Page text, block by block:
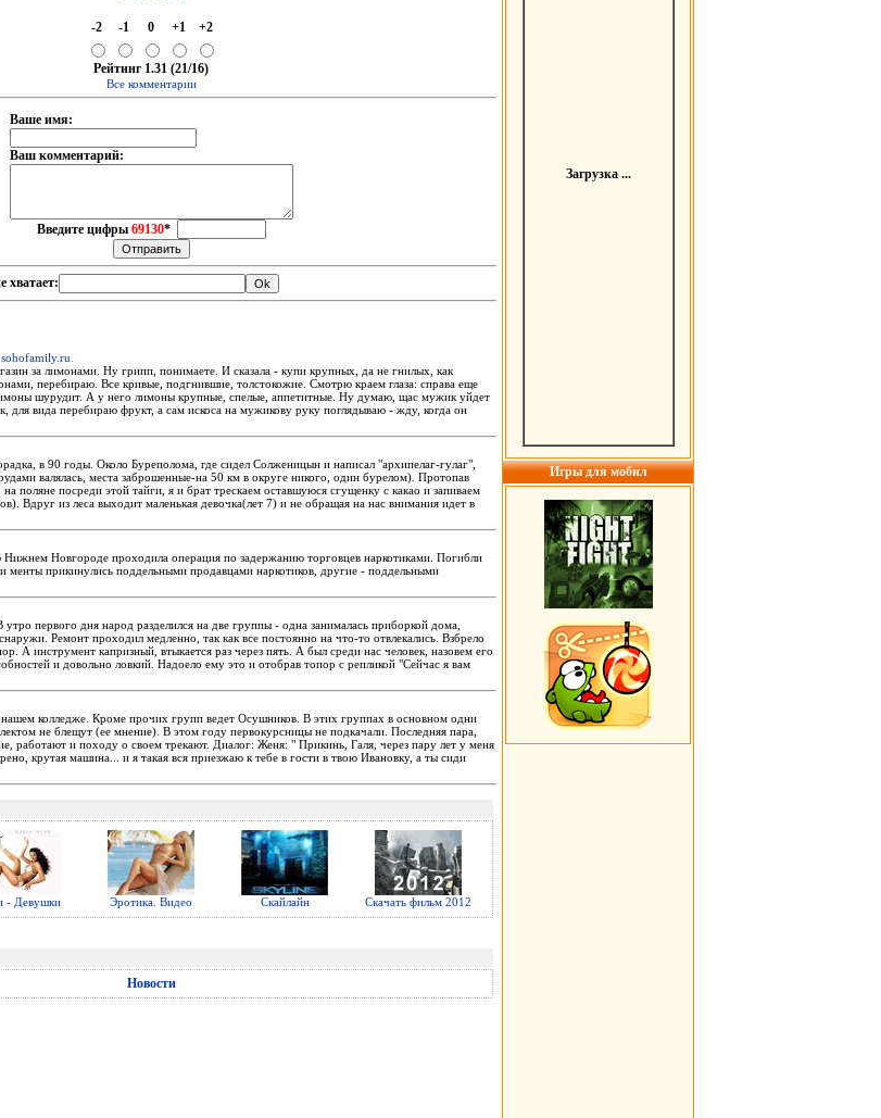
-2 -1 0 +1 +2
Рейтинг 1.31 (21/16)
Все комментарии
Ваше имя:
Ваш комментарий:
Введите цифры 69130*
хватает:
sohofamily.ru
за лимонами. Ну грипп, понимаете. И сказала - купи крупных, да не гнилых, как
перебираю. Все кривые, подгнившие, толстокожие. Смотрю краем глаза: справа еще
шурудит. А у него лимоны крупные, спелые, аппетитные. Ну думаю, щас мужик уйдет
для вида перебираю фрукт, а сам искоса на мужикову руку поглядываю - жду, когда он
в 90 годы. Около Буреполома, где сидел Солженицын и написал "архипелаг-гулаг",
валялась, места заброшенные-на 50 км в округе никого, один бурелом). Протопав
поляне посреди этой тайги, я и брат трескаем оставшуюся сгущенку с какао и запиваем
Вдруг из леса выходит маленькая девочка(лет 7) и не обращая на нас внимания идет в
Новгороде проходила операция по задержанию торговцев наркотиками. Погибли
менты прикинулись поддельными продавцами наркотиков, другие - поддельными
первого дня народ разделился на две группы - одна занималась приборкой дома,
Ремонт проходил медленно, так как все постоянно на что-то отвлекались. Взбрело
А инструмент капризный, втыкается раз через пять. А был среди нас человек, назовем его
и довольно ловкий. Надоело ему это и отобрав топор с репликой "Сейчас я вам
нашем колледже. Кроме прочих групп ведет Осушников. В этих группах в основном одни
не блещут (ее мнение). В этом году первокурсницы не подкачали. Последняя пара,
работают и походу о своем трекают. Диалог: Женя: " Прикинь, Галя, через пару лет у меня
крутая машина... и я такая вся приезжаю к тебе в гости в твою Ивановку, а ты сиди
- Девушки Эротика. Видео Скайлайн Скачать фильм 2012
Новости
Загрузка ...
Игры для мобил